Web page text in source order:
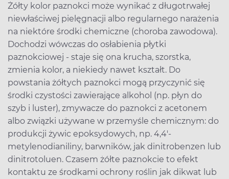
Żółty kolor paznokci może wynikać z długotrwałej
niewłaściwej pielęgnacji albo regularnego narażenia
na niektóre środki chemiczne (choroba zawodowa).
Dochodzi wówczas do osłabienia płytki
paznokciowej - staje się ona krucha, szorstka,
zmienia kolor, a niekiedy nawet kształt. Do
powstania żółtych paznokci mogą przyczynić się
środki czystości zawierające alkohol (np. płyn do
szyb i luster), zmywacze do paznokci z acetonem
albo związki używane w przemyśle chemicznym: do
produkcji żywic epoksydowych, np. 4,4′-
metylenodianiliny, barwników, jak dinitrobenzen lub
dinitrotoluen. Czasem żółte paznokcie to efekt
kontaktu ze środkami ochrony roślin jak dikwat lub